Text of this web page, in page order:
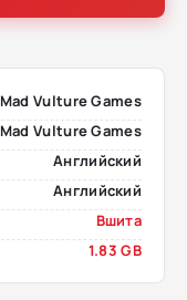
Mad Vulture Games
Mad Vulture Games
Английский
Английский
Вшита
1.83 GB